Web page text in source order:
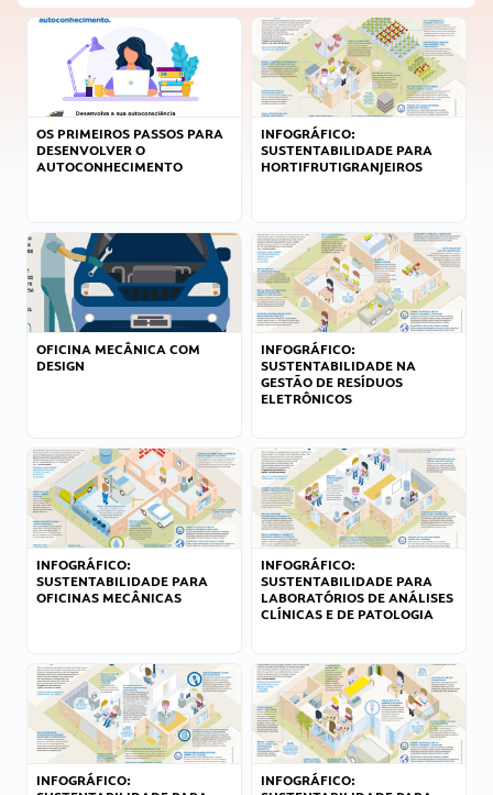
OS PRIMEIROS PASSOS PARA
DESENVOLVER O
AUTOCONHECIMENTO
INFOGRÁFICO:
SUSTENTABILIDADE PARA
HORTIFRUTIGRANJEIROS
OFICINA MECÂNICA COM
DESIGN
INFOGRÁFICO:
SUSTENTABILIDADE NA
GESTÃO DE RESÍDUOS
ELETRÔNICOS
INFOGRÁFICO:
SUSTENTABILIDADE PARA
OFICINAS MECÂNICAS
INFOGRÁFICO:
SUSTENTABILIDADE PARA
LABORATÓRIOS DE ANÁLISES
CLÍNICAS E DE PATOLOGIA
INFOGRÁFICO:
INFOGRÁFICO: